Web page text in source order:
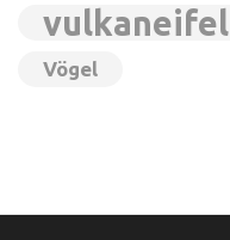
vulkaneifel
Vögel